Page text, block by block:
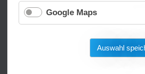
Google Maps
Auswahl